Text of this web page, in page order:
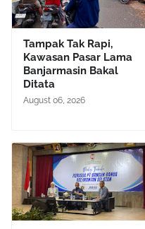
Tampak Tak Rapi,
Kawasan Pasar Lama
Banjarmasin Bakal
Ditata
August 06, 2026